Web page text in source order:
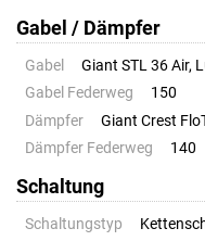
Gabel / Dämpfer
Gabel
Giant STL 36 Air,
Gabel Federweg
150
Dämpfer
Giant Crest
Dämpfer Federweg
140
Schaltung
Schaltungstyp